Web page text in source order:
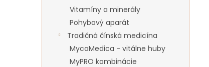
Vitamíny a minerály
Pohybový aparát
Tradičná čínská medicína
MycoMedica - vitálne huby
MyPRO kombinácie